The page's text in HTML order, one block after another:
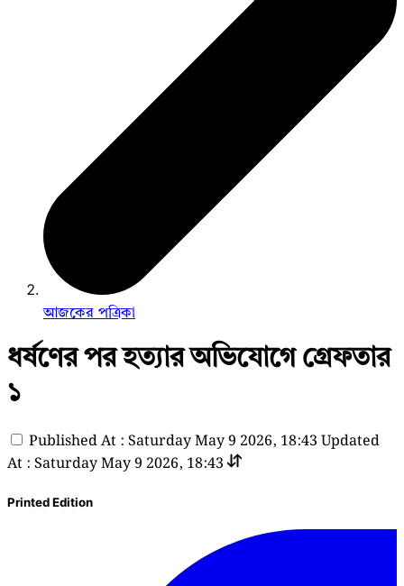
আজকের পত্রিকা
ধর্ষণের পর হত্যার অভিযোগে গ্রেফতার
১
Published At : Saturday May 9 2026, 18:43 Updated
At : Saturday May 9 2026, 18:43
Printed Edition